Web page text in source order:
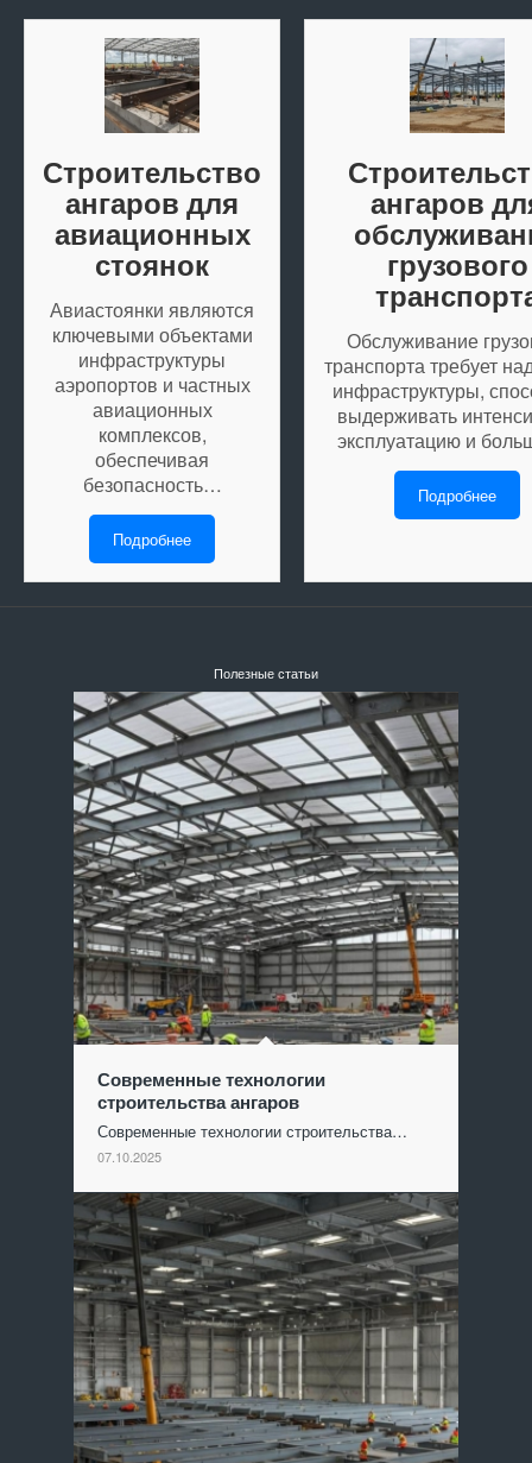
Строительство
ангаров для
авиационных
стоянок
Авиастоянки являются
ключевыми объектами
инфраструктуры
аэропортов и частных
авиационных
комплексов,
обеспечивая
безопасность…
Подробнее
ангаров
грузового
Обслуживание
транспорта требует
инфраструктуры,
выдерживать
эксплуатацию и
Подробнее
Полезные статьи
Современные технологии
строительства ангаров
Современные технологии строительства…
07.10.2025